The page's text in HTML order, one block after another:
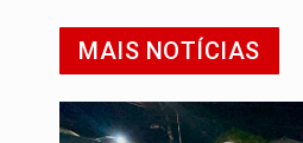
MAIS NOTÍCIAS